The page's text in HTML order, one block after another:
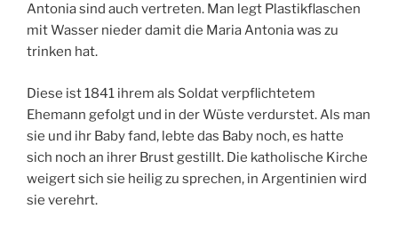
Antonia sind auch vertreten. Man legt Plastikflaschen
mit Wasser nieder damit die Maria Antonia was zu
trinken hat.
Diese ist 1841 ihrem als Soldat verpflichtetem
Ehemann gefolgt und in der Wüste verdurstet. Als man
sie und ihr Baby fand, lebte das Baby noch, es hatte
sich noch an ihrer Brust gestillt. Die katholische Kirche
weigert sich sie heilig zu sprechen, in Argentinien wird
sie verehrt.